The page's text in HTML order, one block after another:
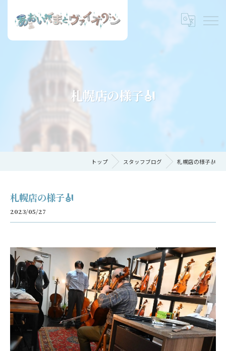
札幌店の様子🎻
トップ スタッフブログ 札幌店の様子🎻
札幌店の様子🎻
2023/05/27